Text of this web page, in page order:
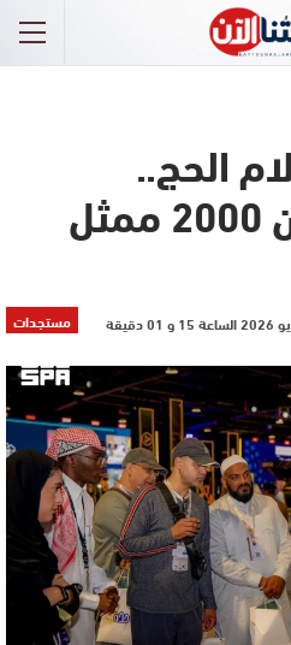
الحج..
يستقبل أكثر من 2000 ممثل
مستجدات